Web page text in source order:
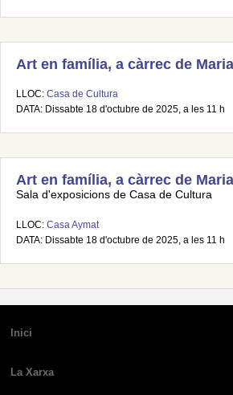
Art en família, a càrrec de
LLOC: Casa de Cultura
DATA: Dissabte 18 d'octubre de 2025, a les 11 h
Art en família, a càrrec de
Sala d'exposicions de Casa de Cultura
LLOC: Casa Aymat
DATA: Dissabte 18 d'octubre de 2025, a les 11 h
Inici
La Xarxa